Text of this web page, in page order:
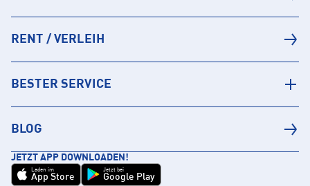
RENT / VERLEIH
BESTER SERVICE
BLOG
JETZT APP DOWNLOADEN!
Laden im
App Store
Jetzt bei
Google Play